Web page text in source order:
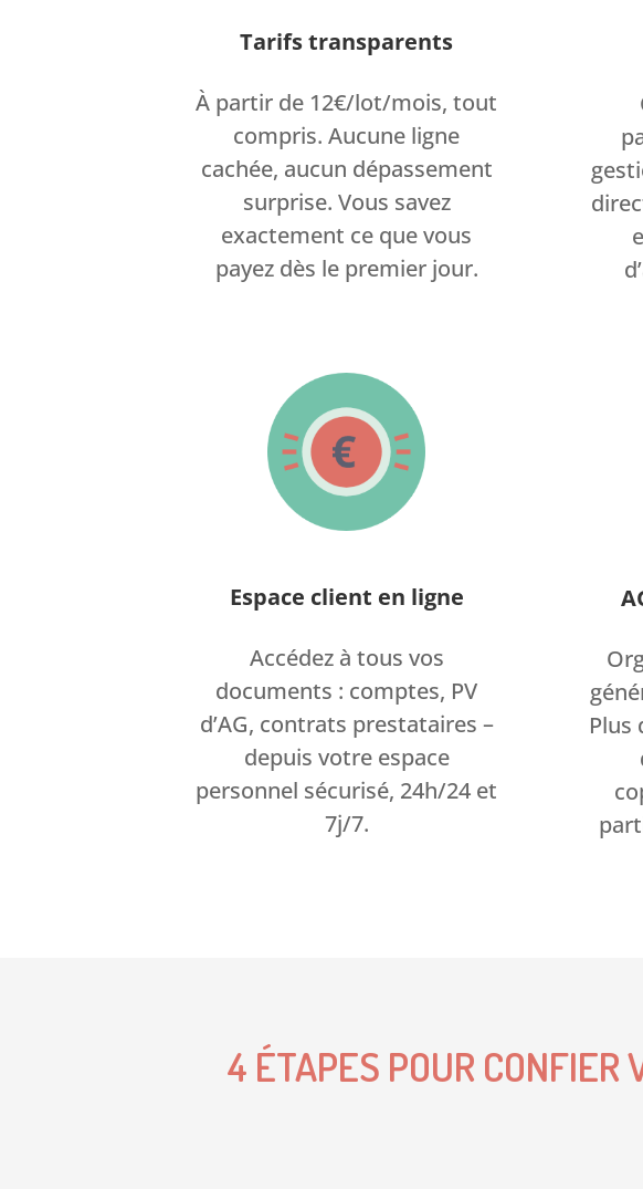
Tarifs transparents
À partir de 12€/lot/mois, tout
compris. Aucune ligne
cachée, aucun dépassement
surprise. Vous savez
exactement ce que vous
payez dès le premier jour.
Espace client en ligne
Accédez à tous vos
documents : comptes, PV
d’AG, contrats prestataires –
depuis votre espace
personnel sécurisé, 24h/24 et
7j/7.
Plus
4 ÉTAPES POUR CONFIER